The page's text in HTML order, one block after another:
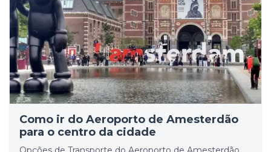
Como ir do Aeroporto de Amesterdão
para o centro da cidade